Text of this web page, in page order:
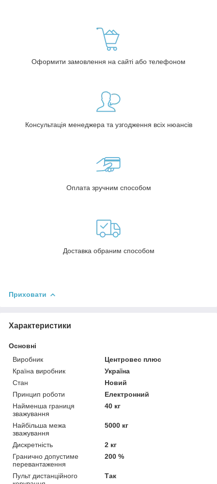
Оформити замовлення на сайті або телефоном
Консультація менеджера та узгодження всіх нюансів
Оплата зручним способом
Доставка обраним способом
Приховати
Характеристики
Основні
Виробник
Центровес плюс
Країна виробник
Україна
Стан
Новий
Принцип роботи
Електронний
Найменша границя
зважування
40 кг
Найбільша межа
зважування
5000 кг
Дискретність
2 кг
Гранично допустиме
перевантаження
200 %
Пульт дистанційного
Так